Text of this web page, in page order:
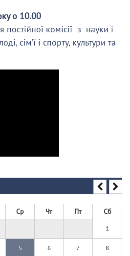
о 10.00
постійної комісії з науки і
сім’ї і спорту, культури та
Ср Чт Пт Сб
1
5 6 7 8